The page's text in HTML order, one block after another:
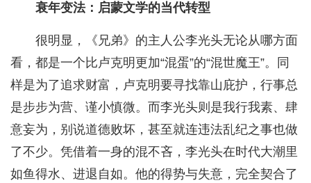
衰年变法：启蒙文学的当代转型
很明显，《兄弟》的主人公李光头无论从哪方面
看，都是一个比卢克明更加“混蛋”的“混世魔王”。同
样是为了追求财富，卢克明要寻找靠山庇护，行事总
是步步为营、谨小慎微。而李光头则是我行我素、肆
意妄为，别说道德败坏，甚至就连违法乱纪之事也做
了不少。凭借着一身的混不吝，李光头在时代大潮里
如鱼得水、进退自如。他的得势与失意，完全契合了